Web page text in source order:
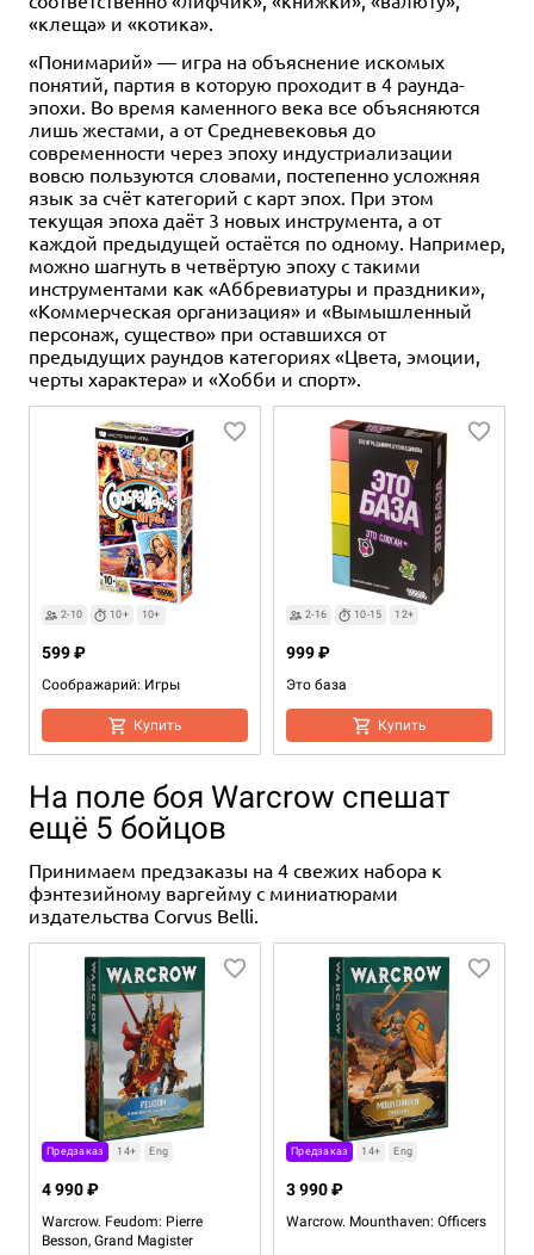
«клеща» и «котика».
«Понимарий» — игра на объяснение искомых
понятий, партия в которую проходит в 4 раунда-
эпохи. Во время каменного века все объясняются
лишь жестами, а от Средневековья до
современности через эпоху индустриализации
вовсю пользуются словами, постепенно усложняя
язык за счёт категорий с карт эпох. При этом
текущая эпоха даёт 3 новых инструмента, а от
каждой предыдущей остаётся по одному. Например,
можно шагнуть в четвёртую эпоху с такими
инструментами как «Аббревиатуры и праздники»,
«Коммерческая организация» и «Вымышленный
персонаж, существо» при оставшихся от
предыдущих раундов категориях «Цвета, эмоции,
черты характера» и «Хобби и спорт».
2-10 10+ 10+
Соображарий: Игры
599 ₽
Купить
2-16 10-15 12+
Это база
999 ₽
Купить
20+ 8+
Понимарий
Купить
На поле боя Warcrow спешат
ещё 5 бойцов
Принимаем предзаказы на 4 свежих набора к
фэнтезийному варгейму с миниатюрами
издательства Corvus Belli.
Предзаказ 14+ Eng
Warcrow. Feudom: Pierre
Besson, Grand Magister
4 990 ₽
Предзаказ 14+ Eng
Warcrow. Mounthaven: Officers
3 990 ₽